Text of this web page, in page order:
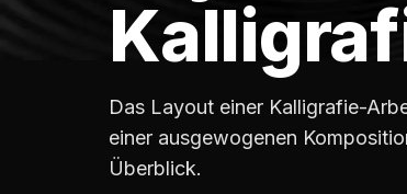
Das Layout einer Kalligrafie-
einer ausgewogenen
Überblick.